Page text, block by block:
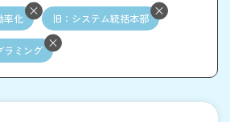
率化 旧：システム統括本部
ラミング